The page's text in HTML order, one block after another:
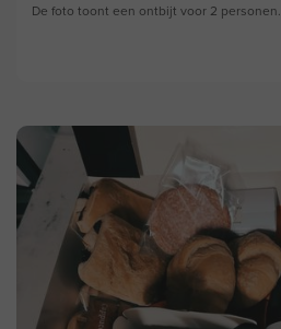
De foto toont een ontbijt voor 2 personen.